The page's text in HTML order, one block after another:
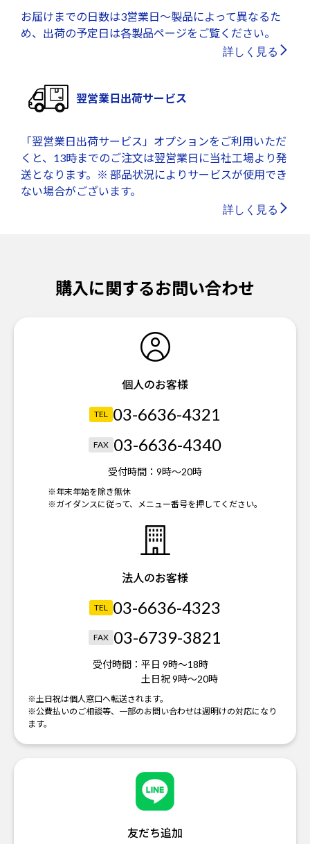
お届けまでの日数は3営業日～製品によって異なるた
め、出荷の予定日は各製品ページをご覧ください。
詳しく見る
翌営業日出荷サービス
「翌営業日出荷サービス」オプションをご利用いただ
くと、13時までのご注文は翌営業日に当社工場より発
送となります。※ 部品状況によりサービスが使用でき
ない場合がございます。
詳しく見る
購入に関するお問い合わせ
個人のお客様
TEL 03-6636-4321
FAX 03-6636-4340
受付時間： 9時～20時
※年末年始を除き無休
※ガイダンスに従って、メニュー番号を押してください。
法人のお客様
TEL 03-6636-4323
FAX 03-6739-3821
受付時間： 平日 9時～18時
土日祝 9時～20時
※土日祝は個人窓口へ転送されます。
※公費払いのご相談等、一部のお問い合わせは週明けの対応になり
ます。
友だち追加